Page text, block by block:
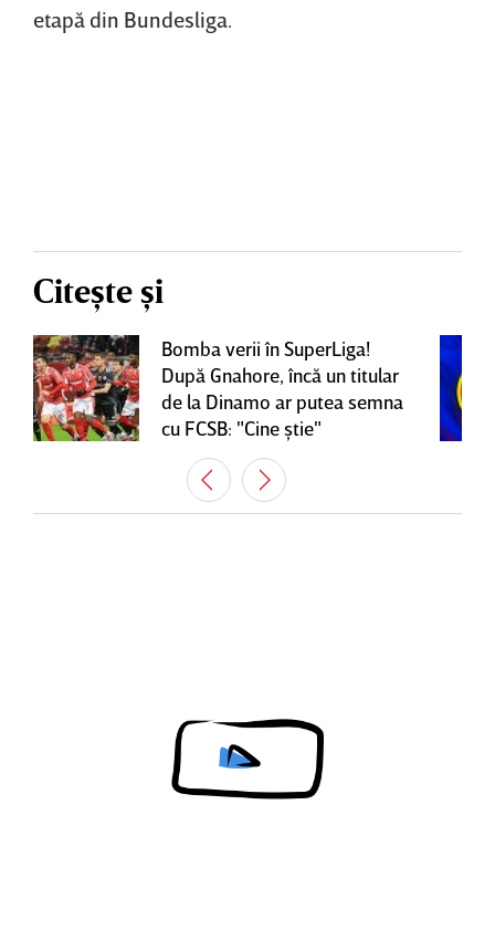
etapă din Bundesliga.
Citește și
Bomba verii în SuperLiga!
După Gnahore, încă un titular
de la Dinamo ar putea semna
cu FCSB: "Cine ştie"